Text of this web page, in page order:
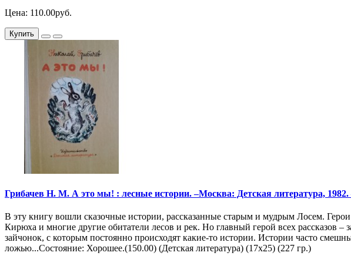
Цена: 110.00руб.
Купить
Грибачев Н. М. А это мы! : лесные истории. –Москва: Детская литература, 1982.
В эту книгу вошли сказочные истории, рассказанные старым и мудрым Лосем.
Кирюха и многие другие обитатели лесов и рек. Но главный герой всех
зайчонок, с которым постоянно происходят какие-то истории. Истории часто
ложью...Состояние: Хорошее.(150.00) (Детская литература) (17х25) (227 гр.)